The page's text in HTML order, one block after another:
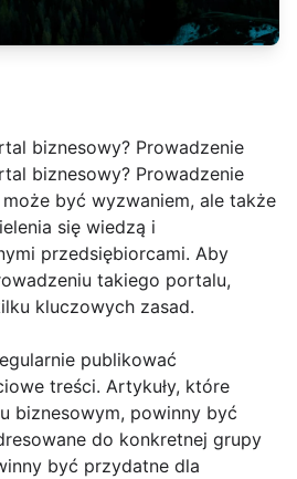
biznesowy? Prowadzenie
biznesowy? Prowadzenie
być wyzwaniem, ale także
się wiedzą i
przedsiębiorcami. Aby
takiego portalu,
kluczowych zasad.
publikować
treści. Artykuły, które
biznesowym, powinny być
do konkretnej grupy
być przydatne dla